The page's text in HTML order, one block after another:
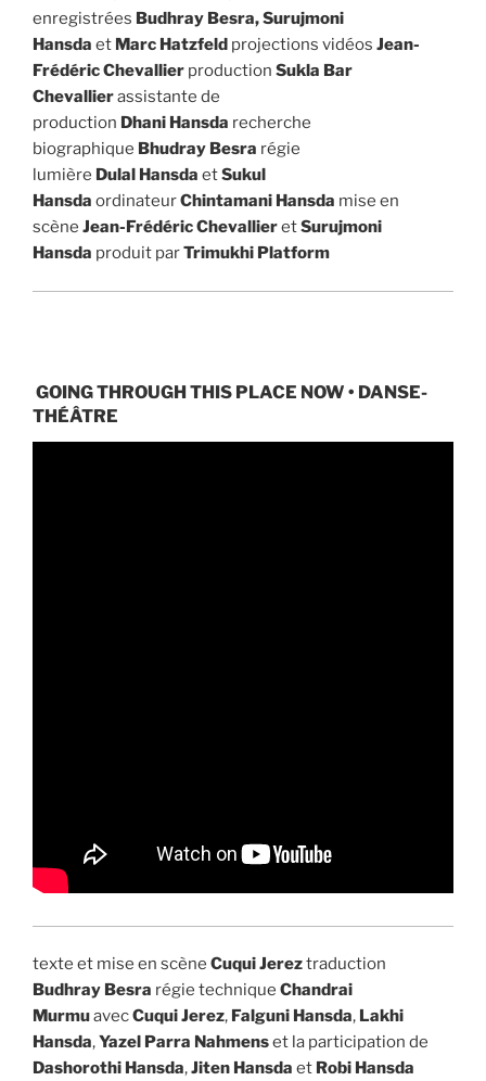
enregistrées Budhray Besra, Surujmoni
Hansda et Marc Hatzfeld projections vidéos Jean-
Frédéric Chevallier production Sukla Bar
Chevallierassistante de
production Dhani Hansda recherche
biographique Bhudray Besra régie
lumière Dulal Hansda etSukul
Hansda ordinateurChintamani Hansda mise en
scène Jean-Frédéric ChevallieretSurujmoni
Hansda produit parTrimukhi Platform
GOING THROUGH THIS PLACE NOW • DANSE-
THÉÂTRE
texte et mise en scène Cuqui Jereztraduction
Budhray Besra régie technique Chandrai
MurmuavecCuqui Jerez, Falguni Hansda, Lakhi
Hansda,Yazel Parra Nahmenset la participation de
Dashorothi Hansda,Jiten Hansda et Robi Hansda